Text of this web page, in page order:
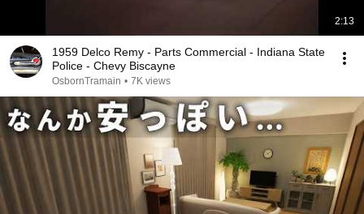
2:13
1959 Delco Remy - Parts Commercial - Indiana State
Police - Chevy Biscayne
OsbornTramain • 7K views